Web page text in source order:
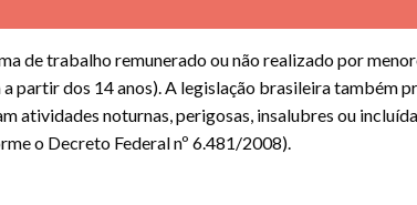
de trabalho remunerado ou não realizado por
partir dos 14 anos). A legislação brasileira também
atividades noturnas, perigosas, insalubres ou
o Decreto Federal nº 6.481/2008).